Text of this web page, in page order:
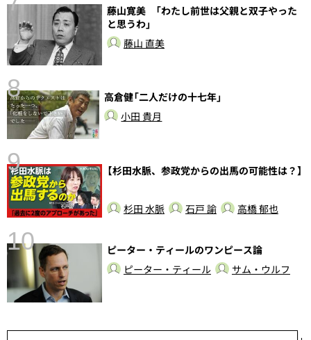
藤山寛美 「わたし前世は父親と双子やった
と思うわ」
藤山 直美
8
高倉健「二人だけの十七年」
小田 貴月
9 【杉田水脈、参政党からの出馬の可能性は？】
杉田 水脈 石戸 諭 高橋 郁也
10
ピーター・ティールのワンピース論
ピーター・ティール
サム・ウルフ